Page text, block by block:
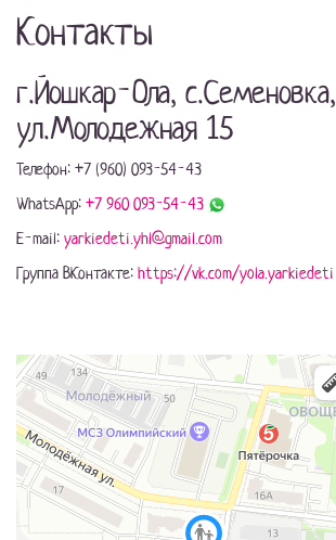
Контакты
г.Йошкар-Ола, с.Семеновка,
ул.Молодежная 15
Телефон: +7 (960) 093-54-43
WhatsApp: +7 960 093-54-43
E-mail: yarkiedeti.yhl@gmail.com
Группа ВКонтакте: https://vk.com/yola.yarkiedeti